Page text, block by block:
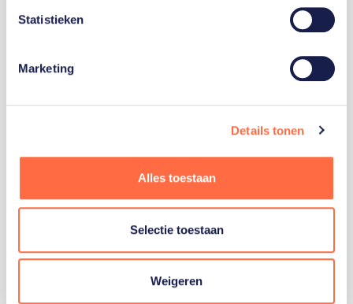
Statistieken
Marketing
Details tonen
Alles toestaan
Selectie toestaan
Weigeren
Trotse hoofdsponsor